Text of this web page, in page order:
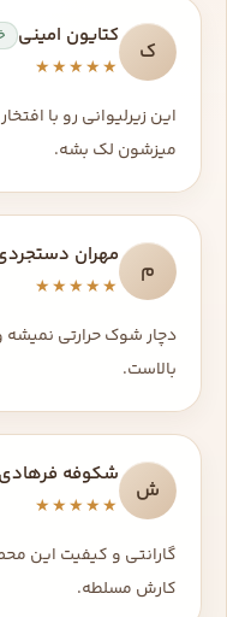
ک
کتایون امینی
★★★★★
این زیرلیوانی رو با
میزشون لک بشه.
م
مهران
★★★★★
دچار شوک حرارتی نمیشه
بالاست.
ش
شکوفه فرهادی
★★★★★
گارانتی و کیفیت این
کارش مسلطه.